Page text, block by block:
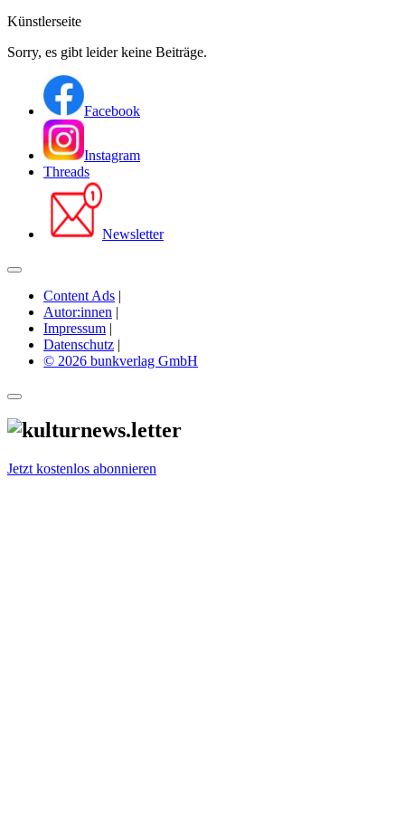
Künstlerseite
Sorry, es gibt leider keine Beiträge.
Facebook
Instagram
Threads
Newsletter
Content Ads |
Autor:innen |
Impressum |
Datenschutz |
© 2026 bunkverlag GmbH
Jetzt kostenlos abonnieren